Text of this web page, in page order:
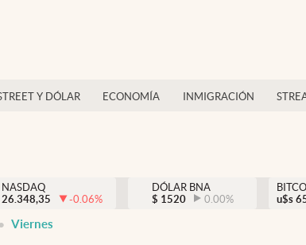
Y DÓLAR ECONOMÍA INMIGRACIÓN
NASDAQ
26.348,35
-0.06%
DÓLAR BNA
$ 1520 0.00%
u$s
Viernes